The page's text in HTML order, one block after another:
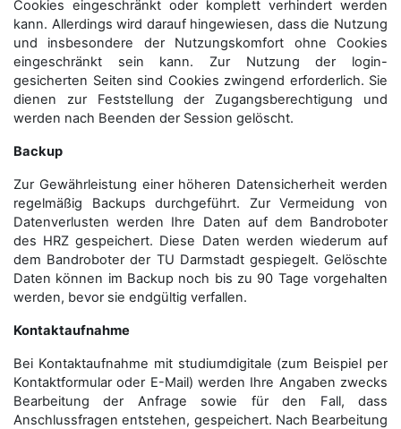
Cookies eingeschränkt oder komplett verhindert werden
kann. Allerdings wird darauf hingewiesen, dass die Nutzung
und insbesondere der Nutzungskomfort ohne Cookies
eingeschränkt sein kann. Zur Nutzung der login-
gesicherten Seiten sind Cookies zwingend erforderlich. Sie
dienen zur Feststellung der Zugangs­berechtigung und
werden nach Beenden der Session gelöscht.
Backup
Zur Gewährleistung einer höheren Datensicherheit werden
regelmäßig Backups durchgeführt. Zur Vermeidung von
Datenverlusten werden Ihre Daten auf dem Bandroboter
des HRZ gespeichert. Diese Daten werden wiederum auf
dem Bandroboter der TU Darmstadt gespiegelt. Gelöschte
Daten können im Backup noch bis zu 90 Tage vorgehalten
werden, bevor sie endgültig verfallen.
Kontaktaufnahme
Bei Kontaktaufnahme mit studiumdigitale (zum Beispiel per
Kontaktformular oder E-Mail) werden Ihre Angaben zwecks
Bearbeitung der Anfrage sowie für den Fall, dass
Anschluss­fragen entstehen, gespeichert. Nach Bearbeitung